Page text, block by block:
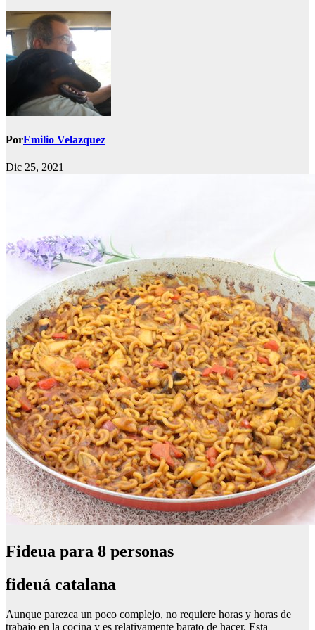
PorEmilio Velazquez
Dic 25, 2021
Fideua para 8 personas
fideuá catalana
Aunque parezca un poco complejo, no requiere horas y horas de
trabajo en la cocina y es relativamente barato de hacer. Esta